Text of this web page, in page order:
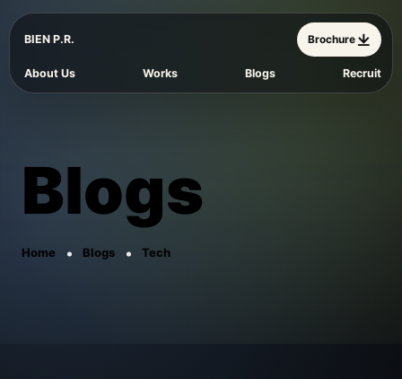
BIEN P.R.
About Us Works Blogs Recruit
Brochure
Blogs
Home Blogs Tech